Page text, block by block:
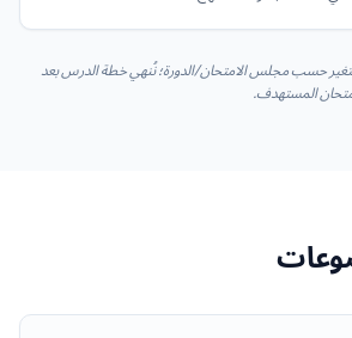
قد تتغير حسب مجلس الامتحان/الدورة؛ نُنهي خطة الدرس بعد
المستهدف.